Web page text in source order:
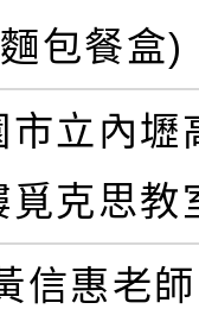
包餐盒)
市立內壢
覓克思教
信惠老師